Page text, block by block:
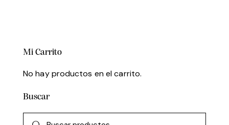
Mi Carrito
No hay productos en el carrito.
Buscar